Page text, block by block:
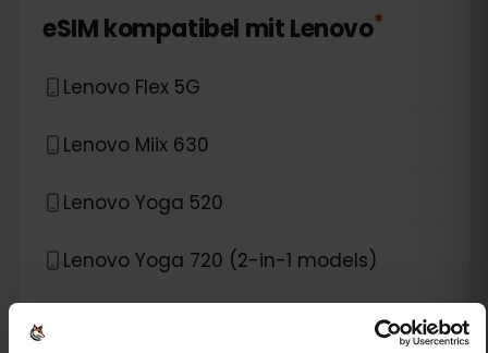
eSIM kompatibel mitLenovo*
Lenovo Flex 5G
Lenovo Miix 630
Lenovo Yoga 520
Lenovo Yoga 720 (2-in-1 models)